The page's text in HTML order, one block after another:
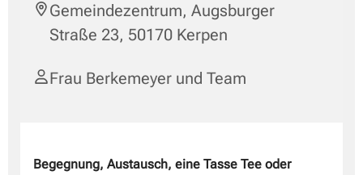
Gemeindezentrum, Augsburger
Straße 23, 50170 Kerpen
Frau Berkemeyer und Team
Begegnung, Austausch, eine Tasse Tee oder